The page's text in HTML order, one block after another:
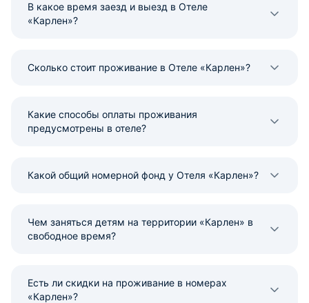
В какое время заезд и выезд в Отеле
«Карлен»?
Сколько стоит проживание в Отеле «Карлен»?
Какие способы оплаты проживания
предусмотрены в отеле?
Какой общий номерной фонд у Отеля «Карлен»?
Чем заняться детям на территории «Карлен» в
свободное время?
Есть ли скидки на проживание в номерах
«Карлен»?